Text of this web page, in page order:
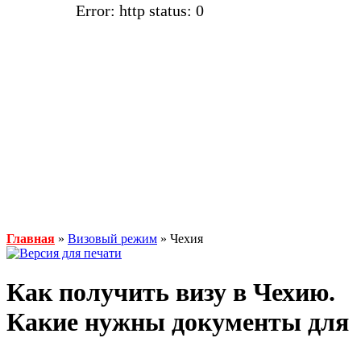
Error: http status: 0
Главная » Визовый режим » Чехия
Как получить визу в Чехию.
Какие нужны документы для